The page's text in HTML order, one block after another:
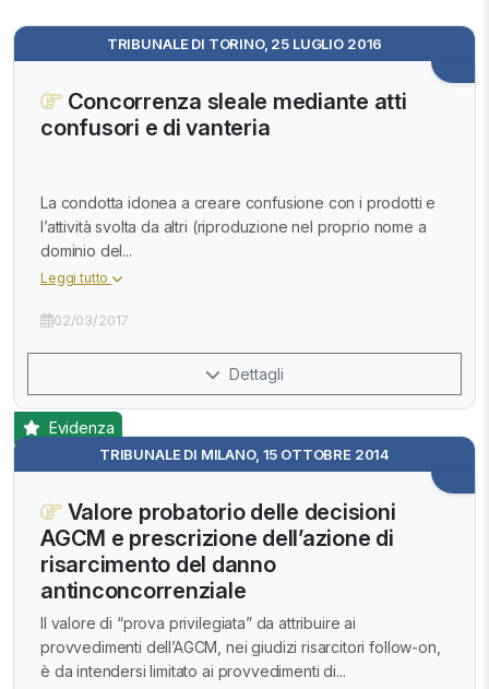
TRIBUNALE DI TORINO, 25 LUGLIO 2016
Concorrenza sleale mediante atti
confusori e di vanteria
La condotta idonea a creare confusione con i prodotti e
l’attività svolta da altri (riproduzione nel proprio nome a
dominio del...
Leggi tutto
02/03/2017
Dettagli
TRIBUNALE DI MILANO, 15 OTTOBRE 2014
Evidenza
Valore probatorio delle decisioni
AGCM e prescrizione dell’azione di
risarcimento del danno
antinconcorrenziale
Il valore di “prova privilegiata” da attribuire ai
provvedimenti dell’AGCM, nei giudizi risarcitori follow-on,
è da intendersi limitato ai provvedimenti di...